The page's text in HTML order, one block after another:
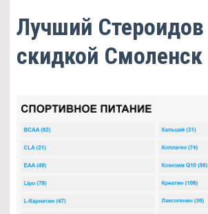
Лучший Стероидов
скидкой Смоленск